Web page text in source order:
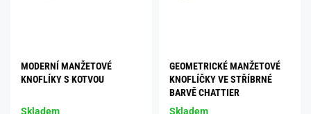
MODERNÍ MANŽETOVÉ
KNOFLÍKY S KOTVOU
Skladem
GEOMETRICKÉ MANŽETOVÉ
KNOFLÍČKY VE STŘÍBRNÉ
BARVĚ CHATTIER
Skladem